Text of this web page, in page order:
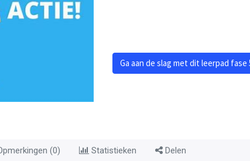
Ga aan de slag met dit leerpad fase
(0) Statistieken Delen